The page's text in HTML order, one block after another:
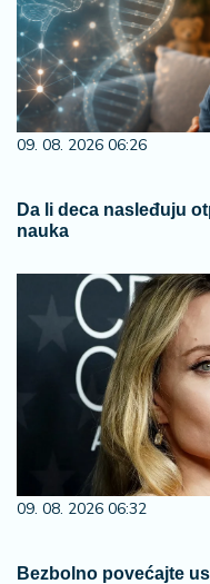
09. 08. 2026 06:26
Da li deca nasleđuju
nauka
09. 08. 2026 06:32
Bezbolno povećajte